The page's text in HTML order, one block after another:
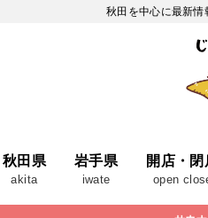
秋田を中心に最新
秋田県
akita
岩手県
iwate
開店・閉
open